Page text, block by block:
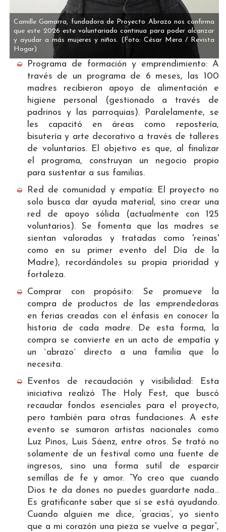
Camille Gamarra, fundadora de Proyecto Abrazo nos confirma
que este 2026 este voluntariado continua para poder alcanzar
y ayudar a más mujeres y niños. (Foto: César Mera / Revista
Hogar)
Programa de formación y emprendimiento: A
través de un programa de 6 meses, las 100
madres recibieron apoyo de alimentación e
higiene personal (gestionado a través de
padrinos y las parroquias). Paralelamente, se
les capacitó en áreas como repostería,
bisutería y arte decorativo a través de talleres
de voluntarios. El objetivo es que, al finalizar
el programa, construyan un negocio propio
para sustentar a sus familias.
Red de comunidad y empatía: El proyecto no
solo busca dar ayuda material, sino crear una
red de apoyo sólida (actualmente con 125
voluntarios). Se fomenta que las madres se
sientan valoradas y tratadas como 'reinas'
como en su primer evento del Día de la
Madre), recordándoles su propia prioridad y
fortaleza.
Comprar con propósito: Se promueve la
compra de productos de las emprendedoras
en ferias creadas con el énfasis en conocer la
historia de cada madre. De esta forma, la
compra se convierte en un acto de empatía y
un `abrazo´ directo a una familia que lo
necesita.
Eventos de recaudación y visibilidad: Esta
iniciativa realizó The Holy Fest, que buscó
recaudar fondos esenciales para el proyecto,
pero también para otras fundaciones. A este
evento se sumaron artistas nacionales como
Luz Pinos, Luis Sáenz, entre otros. Se trató no
solamente de un festival como una fuente de
ingresos, sino una forma sutil de esparcir
semillas de fe y amor. “Yo creo que cuando
Dios te da dones no puedes guardarte nada...
Es gratificante saber que sí se está ayudando.
Cuando alguien me dice, ‘gracias’, yo siento
que a mi corazón una pieza se vuelve a pegar”,